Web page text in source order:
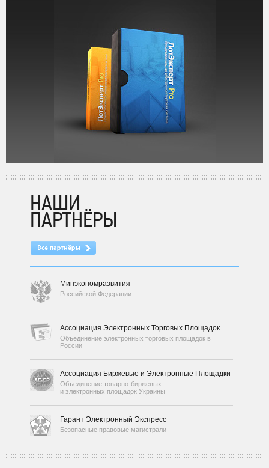
НАШИ
ПАРТНЁРЫ
Минэкономразвития
Российской Федерации
Ассоциация Электронных Торговых Площадок
Объединение электронных торговых площадок в
России
Ассоциация Биржевые и Электронные Площадки
Объединение товарно-биржевых
и электронных площадок Украины
Гарант Электронный Экспресс
Безопасные правовые магистрали